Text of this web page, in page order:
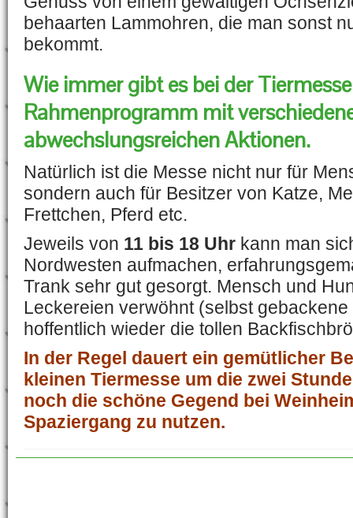
behaarten Lammohren, die man sonst
bekommt.
Wie immer gibt es bei der
Rahmenprogramm mit
abwechslungsreichen Aktionen.
Natürlich ist die Messe nicht nur für
sondern auch für Besitzer von Katze,
Frettchen, Pferd etc.
Jeweils von 11 bis 18 Uhr kann man
Nordwesten aufmachen,
Trank sehr gut gesorgt. Mensch und
Leckereien verwöhnt (selbst
hoffentlich wieder die tollen
In der Regel dauert ein gemütlicher
kleinen Tiermesse um die zwei
noch die schöne Gegend bei
Spaziergang zu nutzen.